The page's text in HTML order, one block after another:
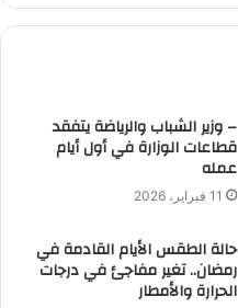
– وزير الشباب والرياضة يتفقد
قطاعات الوزارة في أول أيام
عمله
11 فبراير، 2026
حالة الطقس الأيام القادمة في
رمضان.. تغير مفاجئ في درجات
الحرارة والأمطار